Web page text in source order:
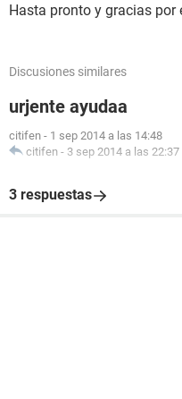
Hasta pronto y gracias por
Discusiones similares
urjente ayudaa
citifen - 1 sep 2014 a las 14:48
citifen - 3 sep 2014 a las 22:37
3 respuestas